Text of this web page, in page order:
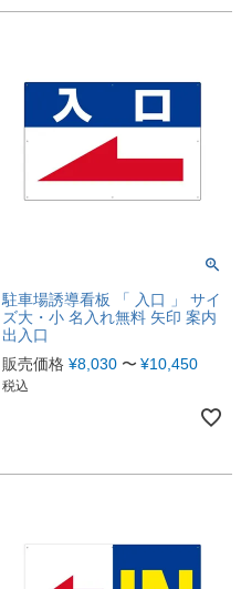
駐車場誘導看板 「 入口 」 サイ
ズ大・小 名入れ無料 矢印 案内
出入口
販売価格 ¥8,030 〜 ¥10,450
税込